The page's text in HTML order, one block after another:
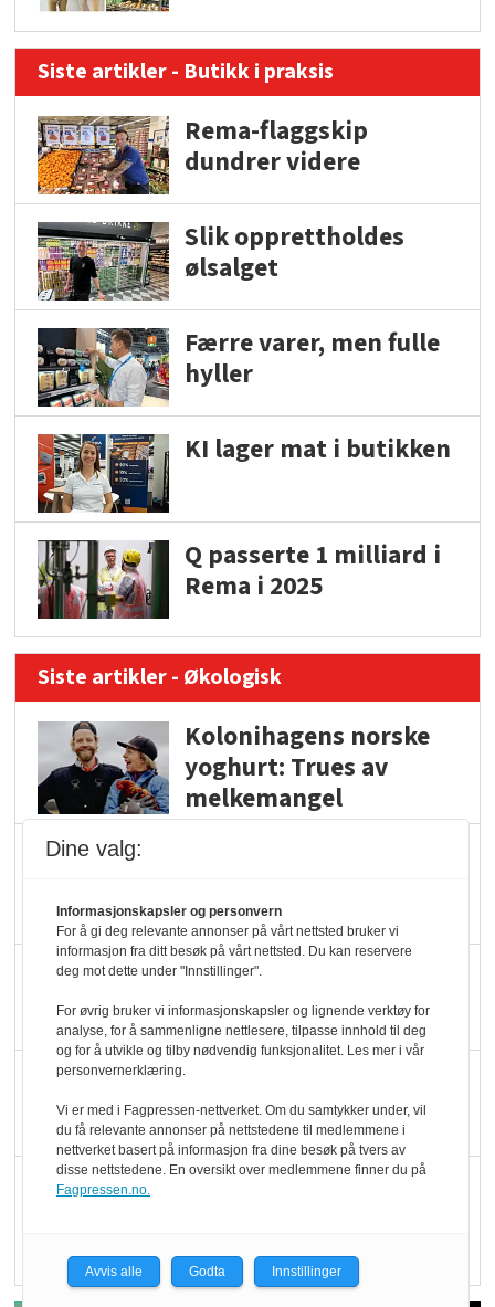
Siste artikler - Butikk i praksis
Rema-flaggskip
dundrer videre
Slik opprettholdes
ølsalget
Færre varer, men fulle
hyller
KI lager mat i butikken
Q passerte 1 milliard i
Rema i 2025
Siste artikler - Økologisk
Kolonihagens norske
yoghurt: Trues av
melkemangel
hederspris
Blir enklere å velge
økologisk i butikkhylla
Kolonihagen sliter
med å få tak i nok melk
det?
Dine valg:
Informasjonskapsler og personvern
For å gi deg relevante annonser på vårt nettsted bruker vi
informasjon fra ditt besøk på vårt nettsted. Du kan reservere
deg mot dette under "Innstillinger".
For øvrig bruker vi informasjonskapsler og lignende verktøy for
analyse, for å sammenligne nettlesere, tilpasse innhold til deg
og for å utvikle og tilby nødvendig funksjonalitet. Les mer i vår
personvernerklæring.
Vi er med i Fagpressen-nettverket. Om du samtykker under, vil
du få relevante annonser på nettstedene til medlemmene i
nettverket basert på informasjon fra dine besøk på tvers av
disse nettstedene. En oversikt over medlemmene finner du på
Fagpressen.no.
Avvis alle Godta Innstillinger